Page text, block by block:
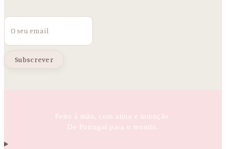
Email
Feito à mão, com alma e intenção.
De Portugal para o mundo.